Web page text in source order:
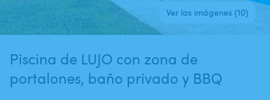
Ver las imágenes (10)
Piscina de LUJO con zona de
portalones, baño privado y BBQ